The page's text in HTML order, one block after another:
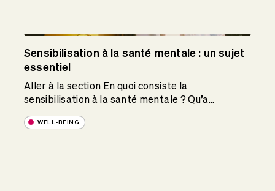
Sensibilisation à la santé mentale : un sujet
essentiel
Aller à la section En quoi consiste la
sensibilisation à la santé mentale ? Qu’a...
WELL-BEING